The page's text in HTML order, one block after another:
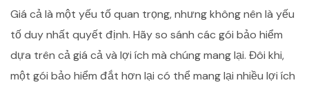
Giá cả là một yếu tố quan trọng, nhưng không nên là yếu
tố duy nhất quyết định. Hãy so sánh các gói bảo hiểm
dựa trên cả giá cả và lợi ích mà chúng mang lại. Đôi khi,
một gói bảo hiểm đắt hơn lại có thể mang lại nhiều lợi ích